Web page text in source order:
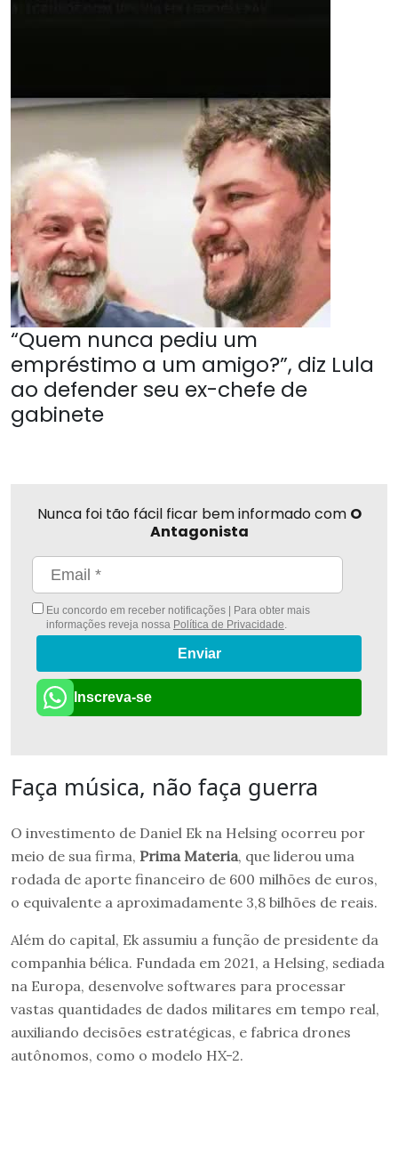
“Quem nunca pediu um
empréstimo a um amigo?”, diz Lula
ao defender seu ex-chefe de
gabinete
Nunca foi tão fácil ficar bem informado com O
Antagonista
Eu concordo em receber notificações | Para obter mais
informações reveja nossa Política de Privacidade.
Enviar
Inscreva-se
Faça música, não faça guerra
O investimento de Daniel Ek na Helsing ocorreu por
meio de sua firma, Prima Materia, que liderou uma
rodada de aporte financeiro de 600 milhões de euros,
o equivalente a aproximadamente 3,8 bilhões de reais.
Além do capital, Ek assumiu a função de presidente da
companhia bélica. Fundada em 2021, a Helsing, sediada
na Europa, desenvolve softwares para processar
vastas quantidades de dados militares em tempo real,
auxiliando decisões estratégicas, e fabrica drones
autônomos, como o modelo HX-2.